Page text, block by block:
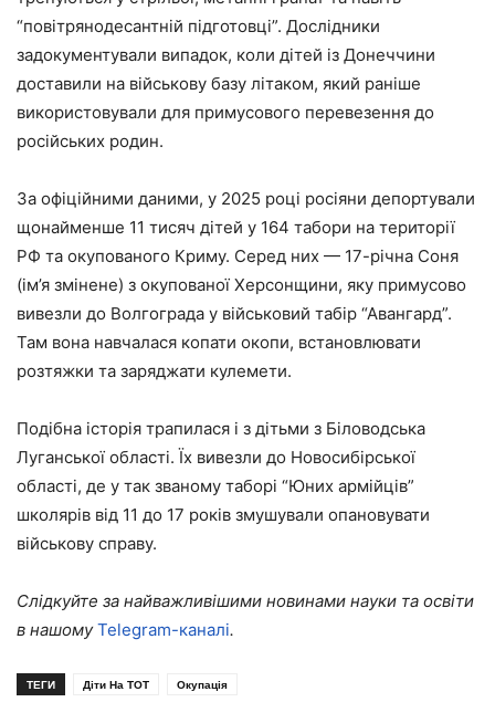
“повітрянодесантній підготовці”. Дослідники
задокументували випадок, коли дітей із Донеччини
доставили на військову базу літаком, який раніше
використовували для примусового перевезення до
російських родин.
За офіційними даними, у 2025 році росіяни депортували
щонайменше 11 тисяч дітей у 164 табори на території
РФ та окупованого Криму. Серед них — 17-річна Соня
(ім’я змінене) з окупованої Херсонщини, яку примусово
вивезли до Волгограда у військовий табір “Авангард”.
Там вона навчалася копати окопи, встановлювати
розтяжки та заряджати кулемети.
Подібна історія трапилася і з дітьми з Біловодська
Луганської області. Їх вивезли до Новосибірської
області, де у так званому таборі “Юних армійців”
школярів від 11 до 17 років змушували опановувати
військову справу.
Слідкуйте за найважливішими новинами науки та освіти
в нашомуTelegram-каналі.
ТЕГИ Діти На ТОТ Окупація